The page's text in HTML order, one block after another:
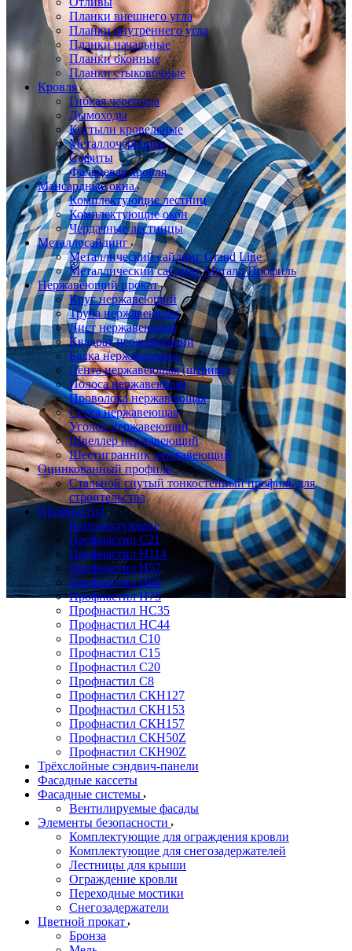
Планки внешнего угла
Планки внутреннего угла
Планки начальные
Планки оконные
Планки стыковочные
Кровля
Гибкая черепица
Дымоходы
Костыли кровельные
Металлочерепица
Софиты
Фальцевая кровля
Мансардные окна
Комплектующие лестниц
Комплектующие окон
Чердачные лестницы
Металлосайдинг
Металлический сайдинг Grand Line
Металлический сайдинг Металл Профиль
Нержавеющий прокат
Круг нержавеющий
Труба нержавеющая
Лист нержавеющий
Квадрат нержавеющий
Балка нержавеющая
Лента нержавеющая (штрипс)
Полоса нержавеющая
Проволока нержавеющая
Сетка нержавеющая
Уголок нержавеющий
Швеллер нержавеющий
Шестигранник нержавеющий
Оцинкованный профиль
Стальной гнутый тонкостенный профиль для
строительства
Профнастил
Комплектующие
Профнастил C21
Профнастил Н114
Профнастил Н57
Профнастил Н60
Профнастил Н75
Профнастил НС35
Профнастил НС44
Профнастил С10
Профнастил С15
Профнастил С20
Профнастил С8
Профнастил СКН127
Профнастил СКН153
Профнастил СКН157
Профнастил СКН50Z
Профнастил СКН90Z
Трёхслойные сэндвич-панели
Фасадные кассеты
Фасадные системы
Вентилируемые фасады
Элементы безопасности
Комплектующие для ограждения кровли
Комплектующие для снегозадержателей
Лестницы для крыши
Ограждение кровли
Переходные мостики
Снегозадержатели
Цветной прокат
Бронза